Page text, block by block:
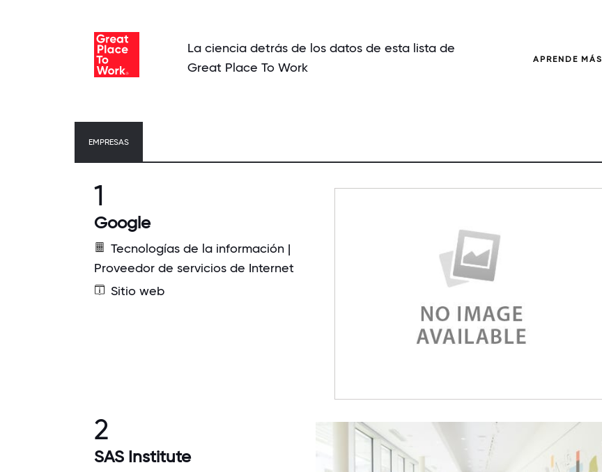
La ciencia detrás de los datos de esta lista de
Great Place To Work
APRENDE MÁS
EMPRESAS
1
Google
Tecnologías de la información |
Proveedor de servicios de Internet
Sitio web
2
SAS Institute